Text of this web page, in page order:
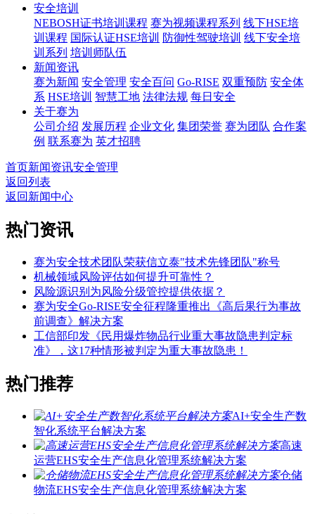
安全培训
NEBOSH证书培训课程 赛为视频课程系列 线下HSE培
训课程 国际认证HSE培训 防御性驾驶培训 线下安全培
训系列 培训师队伍
新闻资讯
赛为新闻 安全管理 安全百问 Go-RISE 双重预防 安全体
系 HSE培训 智慧工地 法律法规 每日安全
关于赛为
公司介绍 发展历程 企业文化 集团荣誉 赛为团队 合作案
例 联系赛为 英才招聘
首页新闻资讯安全管理
返回列表
返回新闻中心
热门资讯
赛为安全技术团队荣获信立泰"技术先锋团队"称号
机械领域风险评估如何提升可靠性？
风险源识别为风险分级管控提供依据？
赛为安全Go-RISE安全征程隆重推出《高后果行为事故
前调查》解决方案
工信部印发《民用爆炸物品行业重大事故隐患判定标
准》，这17种情形被判定为重大事故隐患！
热门推荐
AI+安全生产数
智化系统平台解决方案
高速
运营EHS安全生产信息化管理系统解决方案
仓储
物流EHS安全生产信息化管理系统解决方案